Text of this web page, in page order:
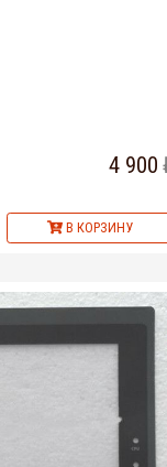
4 900
В КОРЗИНУ